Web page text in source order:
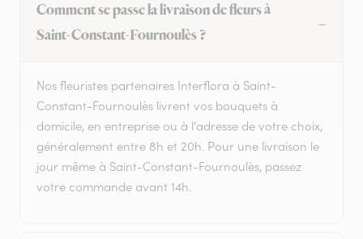
Comment se passe la livraison de fleurs à
Saint-Constant-Fournoulès ?
Nos fleuristes partenaires Interflora à Saint-
Constant-Fournoulès livrent vos bouquets à
domicile, en entreprise ou à l'adresse de votre choix,
généralement entre 8h et 20h. Pour une livraison le
jour même à Saint-Constant-Fournoulès, passez
votre commande avant 14h.